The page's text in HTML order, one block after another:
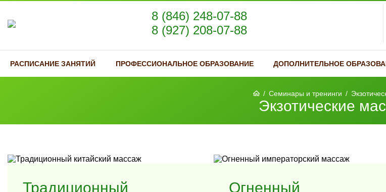
8 (846) 248-07-88
8 (927) 208-07-88
РАСПИСАНИЕ ЗАНЯТИЙ ПРОФЕССИОНАЛЬНОЕ ОБРАЗОВАНИЕ ДОПОЛНИТЕЛЬНОЕ
/ Семинары и тренинги /
Экзотические
Традиционный
Огненный